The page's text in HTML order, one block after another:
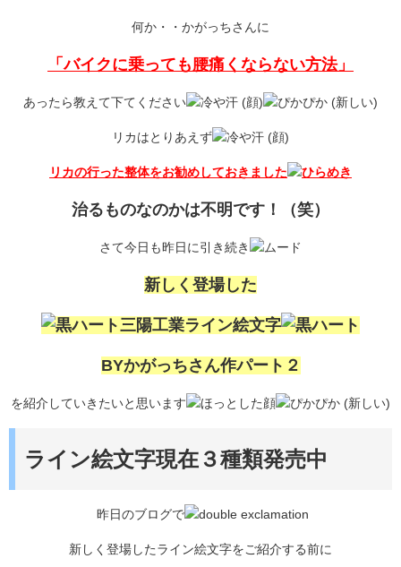
何か・・かがっちさんに
「バイクに乗っても腰痛くならない方法」
あったら教えて下てください
リカはとりあえず
リカの行った整体をお勧めしておきました
治るものなのかは不明です！（笑）
さて今日も昨日に引き続き
新しく登場した
三陽工業ライン絵文字
BYかがっちさん作パート２
を紹介していきたいと思います
ライン絵文字現在３種類発売中
昨日のブログで
新しく登場したライン絵文字をご紹介する前に